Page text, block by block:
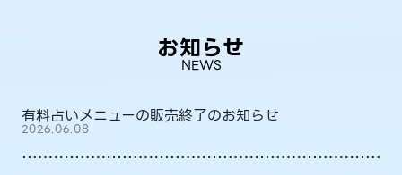
お知らせ
NEWS
有料占いメニューの販売終了のお知らせ
2026.06.08